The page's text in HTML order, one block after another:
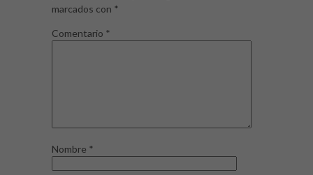
marcados con *
Comentario *
Nombre *